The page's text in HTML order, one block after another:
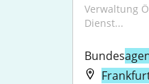
Verwaltung
Dienst...
Bundes